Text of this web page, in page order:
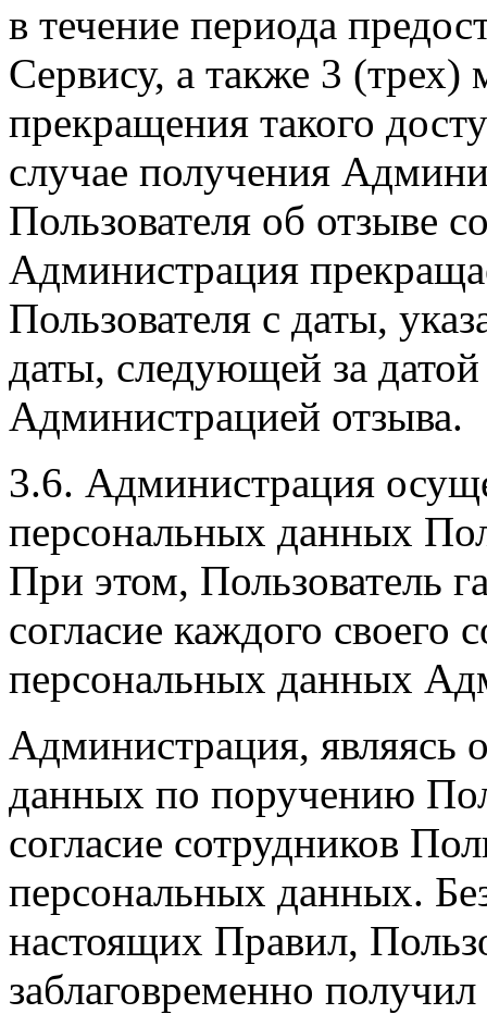
в течение периода
Сервису, а также 3 (трех)
прекращения такого
случае получения
Пользователя об отзыве
Администрация
Пользователя с даты,
даты, следующей за
Администрацией отзыва.
3.6. Администрация
персональных данных
При этом, Пользователь
согласие каждого своего
персональных данных
Администрация, являясь
данных по поручению
согласие сотрудников
персональных данных.
настоящих Правил,
заблаговременно